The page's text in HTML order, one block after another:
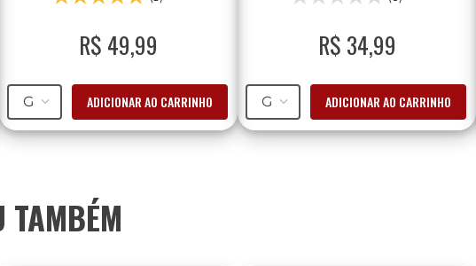
R$ 49,99
G ADICIONAR AO CARRINHO
R$ 34,99
G ADICIONAR AO CARRINHO
TAMBÉM